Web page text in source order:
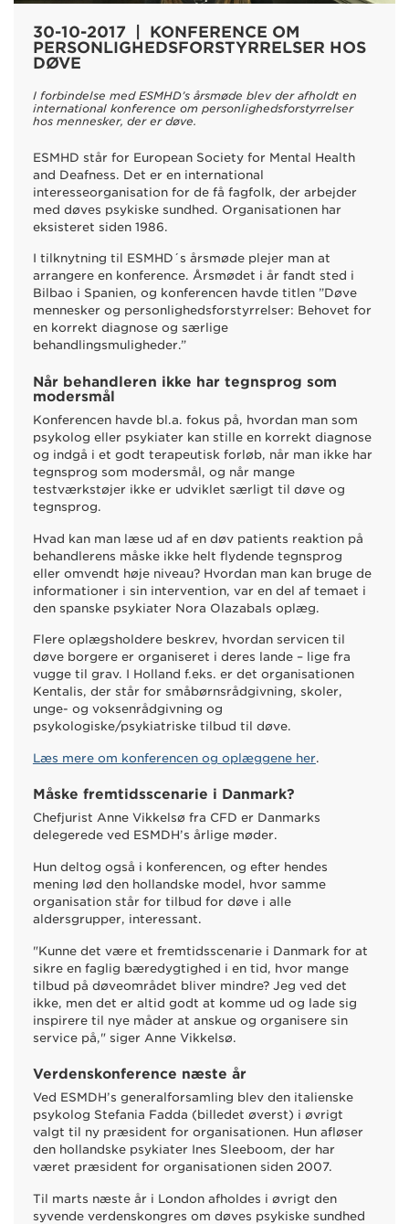
30-10-2017 | KONFERENCE OM
PERSONLIGHEDSFORSTYRRELSER HOS
DØVE
I forbindelse med ESMHD’s årsmøde blev der afholdt en
international konference om personlighedsforstyrrelser
hos mennesker, der er døve.
ESMHD står for European Society for Mental Health
and Deafness. Det er en international
interesseorganisation for de få fagfolk, der arbejder
med døves psykiske sundhed. Organisationen har
eksisteret siden 1986.
I tilknytning til ESMHD´s årsmøde plejer man at
arrangere en konference. Årsmødet i år fandt sted i
Bilbao i Spanien, og konferencen havde titlen ”Døve
mennesker og personlighedsforstyrrelser: Behovet for
en korrekt diagnose og særlige
behandlingsmuligheder.”
Når behandleren ikke har tegnsprog som
modersmål
Konferencen havde bl.a. fokus på, hvordan man som
psykolog eller psykiater kan stille en korrekt diagnose
og indgå i et godt terapeutisk forløb, når man ikke har
tegnsprog som modersmål, og når mange
testværkstøjer ikke er udviklet særligt til døve og
tegnsprog.
Hvad kan man læse ud af en døv patients reaktion på
behandlerens måske ikke helt flydende tegnsprog
eller omvendt høje niveau? Hvordan man kan bruge de
informationer i sin intervention, var en del af temaet i
den spanske psykiater Nora Olazabals oplæg.
Flere oplægsholdere beskrev, hvordan servicen til
døve borgere er organiseret i deres lande – lige fra
vugge til grav. I Holland f.eks. er det organisationen
Kentalis, der står for småbørnsrådgivning, skoler,
unge- og voksenrådgivning og
psykologiske/psykiatriske tilbud til døve.
Læs mere om konferencen og oplæggene her.
Måske fremtidsscenarie i Danmark?
Chefjurist Anne Vikkelsø fra CFD er Danmarks
delegerede ved ESMDH’s årlige møder.
Hun deltog også i konferencen, og efter hendes
mening lød den hollandske model, hvor samme
organisation står for tilbud for døve i alle
aldersgrupper, interessant.
"Kunne det være et fremtidsscenarie i Danmark for at
sikre en faglig bæredygtighed i en tid, hvor mange
tilbud på døveområdet bliver mindre? Jeg ved det
ikke, men det er altid godt at komme ud og lade sig
inspirere til nye måder at anskue og organisere sin
service på," siger Anne Vikkelsø.
Verdenskonference næste år
Ved ESMDH’s generalforsamling blev den italienske
psykolog Stefania Fadda (billedet øverst) i øvrigt
valgt til ny præsident for organisationen. Hun afløser
den hollandske psykiater Ines Sleeboom, der har
været præsident for organisationen siden 2007.
Til marts næste år i London afholdes i øvrigt den
syvende verdenskongres om døves psykiske sundhed